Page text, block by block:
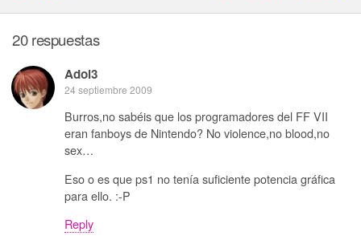
20 respuestas
Adol3
24 septiembre 2009
Burros,no sabéis que los programadores del FF VII
eran fanboys de Nintendo? No violence,no blood,no
sex…
Eso o es que ps1 no tenía suficiente potencia gráfica
para ello. :-P
Reply